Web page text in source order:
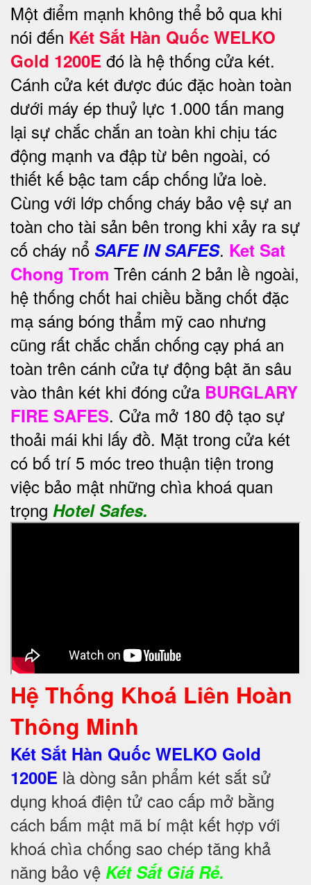
Một điểm mạnh không thể bỏ qua khi
nói đến Két Sắt Hàn Quốc WELKO
Gold 1200E đó là hệ thống cửa két.
Cánh cửa két được đúc đặc hoàn toàn
dưới máy ép thuỷ lực 1.000 tấn mang
lại sự chắc chắn an toàn khi chịu tác
động mạnh va đập từ bên ngoài, có
thiết kế bậc tam cấp chống lửa loè.
Cùng với lớp chống cháy bảo vệ sự an
toàn cho tài sản bên trong khi xảy ra sự
cố cháy nổ SAFE IN SAFES. Ket Sat
Chong Trom Trên cánh 2 bản lề ngoài,
hệ thống chốt hai chiều bằng chốt đặc
mạ sáng bóng thẩm mỹ cao nhưng
cũng rất chắc chắn chống cạy phá an
toàn trên cánh cửa tự động bật ăn sâu
vào thân két khi đóng cửa BURGLARY
FIRE SAFES. Cửa mở 180 độ tạo sự
thoải mái khi lấy đồ. Mặt trong cửa két
có bố trí 5 móc treo thuận tiện trong
việc bảo mật những chìa khoá quan
trọng Hotel Safes.
Hệ Thống Khoá Liên Hoàn
Thông Minh
Két Sắt Hàn Quốc WELKO Gold
1200E là dòng sản phẩm két sắt sử
dụng khoá điện tử cao cấp mở bằng
cách bấm mật mã bí mật kết hợp với
khoá chìa chống sao chép tăng khả
năng bảo vệ Két Sắt Giá Rẻ.